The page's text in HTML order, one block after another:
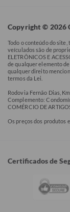
Copyright © 2026
Todo o conteúdo do
veículados são de
ELETRÔNICOS E
de qualquer elemento
qualquer direito
termos da Lei.
Rodovia Fernão Dias,
Complemento:
COMÉRCIO DE
Os preços dos produtos
Certificados de